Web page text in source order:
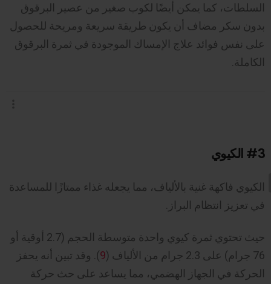
السلطات، كما يمكن أيضًا لكوب صغير من عصير البرقوق
بدون سكر مضاف أن يكون طريقة سريعة ومريحة للحصول
على نفس فوائد علاج الإمساك الموجودة في ثمرة البرقوق
الكاملة.
#3 الكيوي
الكيوي فاكهة غنية بالألياف، مما يجعله غذاء ممتازًا للمساعدة
في تعزيز انتظام البراز.
حيث تحتوي ثمرة كيوي واحدة متوسطة الحجم (2.7 أوقية أو
76 جرام) على 2.3 جرام من الألياف (
9). وقد تبين أنه يحفز
الحركة في الجهاز الهضمي، مما يساعد على حث حركة